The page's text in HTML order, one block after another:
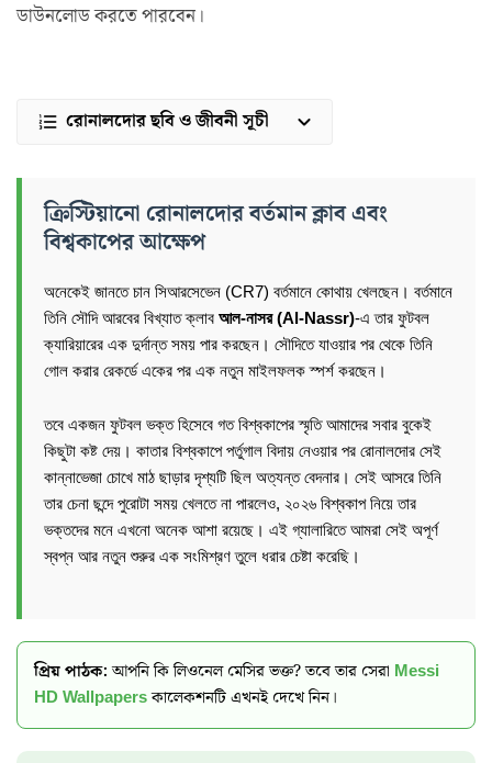
ডাউনলোড করতে পারবেন।
রোনালদোর ছবি ও জীবনী সূচী
ক্রিস্টিয়ানো রোনালদোর বর্তমান ক্লাব এবং
বিশ্বকাপের আক্ষেপ
অনেকেই জানতে চান সিআরসেভেন (CR7) বর্তমানে কোথায় খেলছেন। বর্তমানে
তিনি সৌদি আরবের বিখ্যাত ক্লাব আল-নাসর (Al-Nassr)-এ তার ফুটবল
ক্যারিয়ারের এক দুর্দান্ত সময় পার করছেন। সৌদিতে যাওয়ার পর থেকে তিনি
গোল করার রেকর্ডে একের পর এক নতুন মাইলফলক স্পর্শ করছেন।
তবে একজন ফুটবল ভক্ত হিসেবে গত বিশ্বকাপের স্মৃতি আমাদের সবার বুকেই
কিছুটা কষ্ট দেয়। কাতার বিশ্বকাপে পর্তুগাল বিদায় নেওয়ার পর রোনালদোর সেই
কান্নাভেজা চোখে মাঠ ছাড়ার দৃশ্যটি ছিল অত্যন্ত বেদনার। সেই আসরে তিনি
তার চেনা ছন্দে পুরোটা সময় খেলতে না পারলেও, ২০২৬ বিশ্বকাপ নিয়ে তার
ভক্তদের মনে এখনো অনেক আশা রয়েছে। এই গ্যালারিতে আমরা সেই অপূর্ণ
স্বপ্ন আর নতুন শুরুর এক সংমিশ্রণ তুলে ধরার চেষ্টা করেছি।
প্রিয় পাঠক:আপনি কি লিওনেল মেসির ভক্ত? তবে তার সেরা Messi
HD Wallpapersকালেকশনটি এখনই দেখে নিন।